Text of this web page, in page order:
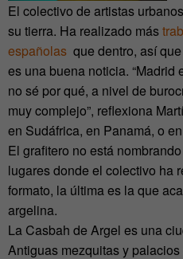
El colectivo de artistas
su tierra. Ha realizado más
españolas que dentro, así
es una buena noticia. “Madrid
no sé por qué, a nivel de
muy complejo”, reflexiona
en Sudáfrica, en Panamá, o
El grafitero no está
lugares donde el colectivo ha
formato, la última es la que
argelina.
La Casbah de Argel es una
Antiguas mezquitas y